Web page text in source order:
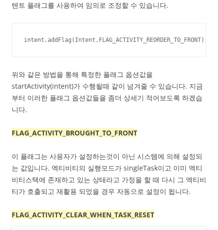
텐트 플래그를 사용하여 임의로 조정할 수 있습니다.
intent.addFlag(Intent.FLAG_ACTIVITY_REORDER_TO_FRONT);
위와 같은 방법을 통해 특정한 플래그 옵션값을
startActivity(intent)가 수행될때 같이 넘겨줄 수 있습니다. 지금
부터 이러한 플래그 옵션값들을 좀더 상세기 적어보도록 하겠습
니다.
FLAG_ACTIVITY_BROUGHT_TO_FRONT
이 플래그는 사용자가 설정하는것이 아닌 시스템에 의해 설정되
는 값입니다. 엑티비티의 실행모드가 singleTask이고 이미 엑티
비티스택에 존재하고 있는 상태라고 가정을 할 때 다시 그 엑티비
티가 호출되고 재활용 되었을 경우 자동으로 설정이 됩니다.
FLAG_ACTIVITY_CLEAR_WHEN_TASK_RESET